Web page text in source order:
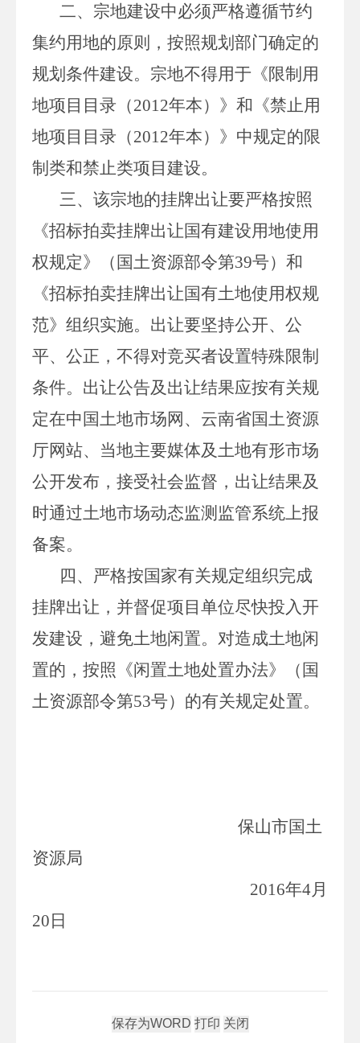
二、宗地建设中必须严格遵循节约
集约用地的原则，按照规划部门确定的
规划条件建设。宗地不得用于《限制用
地项目目录（2012年本）》和《禁止用
地项目目录（2012年本）》中规定的限
制类和禁止类项目建设。
三、该宗地的挂牌出让要严格按照
《招标拍卖挂牌出让国有建设用地使用
权规定》（国土资源部令第39号）和
《招标拍卖挂牌出让国有土地使用权规
范》组织实施。出让要坚持公开、公
平、公正，不得对竞买者设置特殊限制
条件。出让公告及出让结果应按有关规
定在中国土地市场网、云南省国土资源
厅网站、当地主要媒体及土地有形市场
公开发布，接受社会监督，出让结果及
时通过土地市场动态监测监管系统上报
备案。
四、严格按国家有关规定组织完成
挂牌出让，并督促项目单位尽快投入开
发建设，避免土地闲置。对造成土地闲
置的，按照《闲置土地处置办法》（国
土资源部令第53号）的有关规定处置。
保山市国土
资源局
2016年4月
20 日